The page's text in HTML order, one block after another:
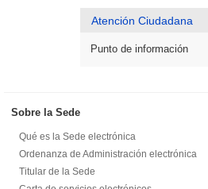
Atención Ciudadana
Punto de información
Sobre la Sede
Qué es la Sede electrónica
Ordenanza de Administración electrónica
Titular de la Sede